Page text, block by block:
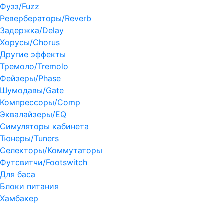
Фузз/Fuzz
Ревербераторы/Reverb
Задержка/Delay
Хорусы/Chorus
Другие эффекты
Тремоло/Tremolo
Фейзеры/Phase
Шумодавы/Gate
Компрессоры/Comp
Эквалайзеры/EQ
Симуляторы кабинета
Тюнеры/Tuners
Селекторы/Коммутаторы
Футсвитчи/Footswitch
Для баса
Блоки питания
Хамбакер